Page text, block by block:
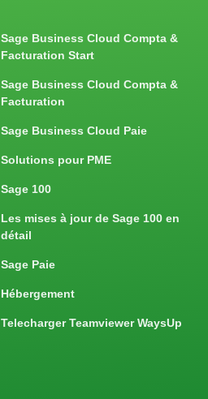
Sage Business Cloud Compta &
Facturation Start
Sage Business Cloud Compta &
Facturation
Sage Business Cloud Paie
Solutions pour PME
Sage 100
Les mises à jour de Sage 100 en
détail
Sage Paie
Hébergement
Telecharger Teamviewer WaysUp